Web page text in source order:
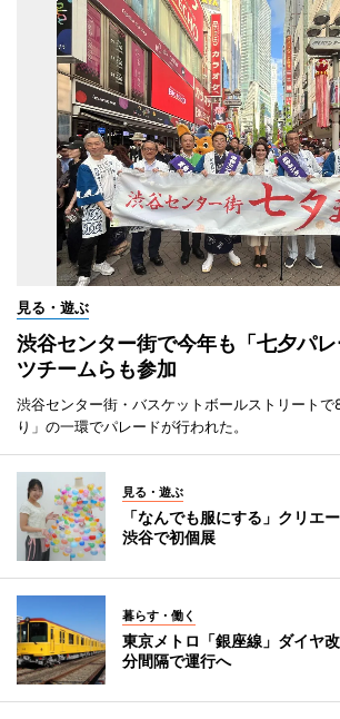
見る・遊ぶ
渋谷センター街で今年も「七夕パ
ツチームらも参加
渋谷センター街・バスケットボールストリートで
り」の一環でパレードが行われた。
見る・遊ぶ
「なんでも服にする」クリエ
渋谷で初個展
暮らす・働く
東京メトロ「銀座線」ダイヤ
分間隔で運行へ